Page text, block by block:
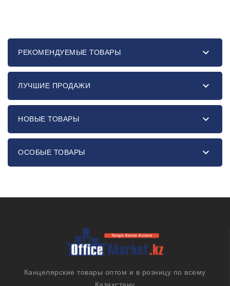
РЕКОМЕНДУЕМЫЕ ТОВАРЫ 
ЛУЧШИЕ ПРОДАЖИ 
НОВЫЕ ТОВАРЫ 
ОСОБЫЕ ТОВАРЫ 
Канцелярские товары оптом и в розницу по всему